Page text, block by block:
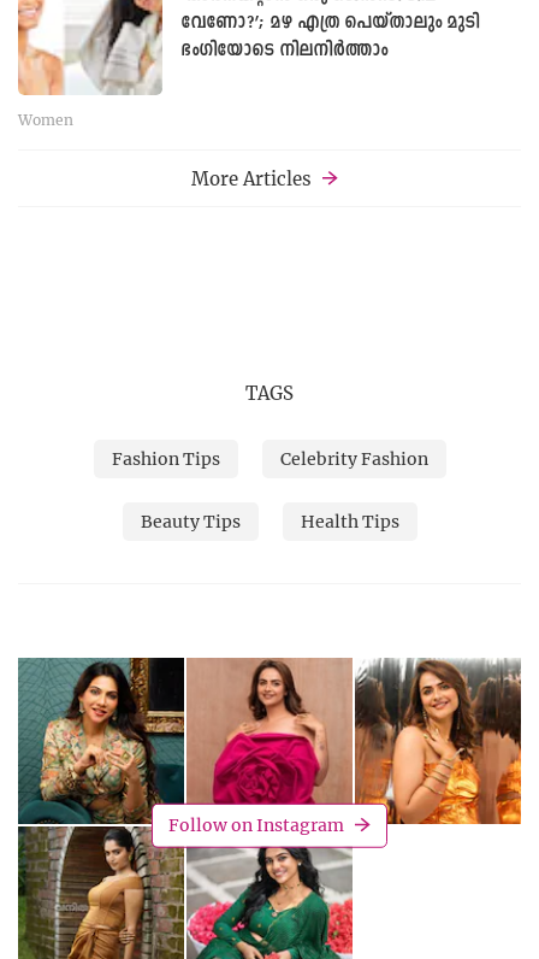
വേണോ?’; മഴ എത്ര പെയ്താലും മുടി
ഭംഗിയോടെ നിലനിർത്താം
Women
More Articles
TAGS
Fashion Tips Celebrity Fashion
Beauty Tips Health Tips
Follow on Instagram